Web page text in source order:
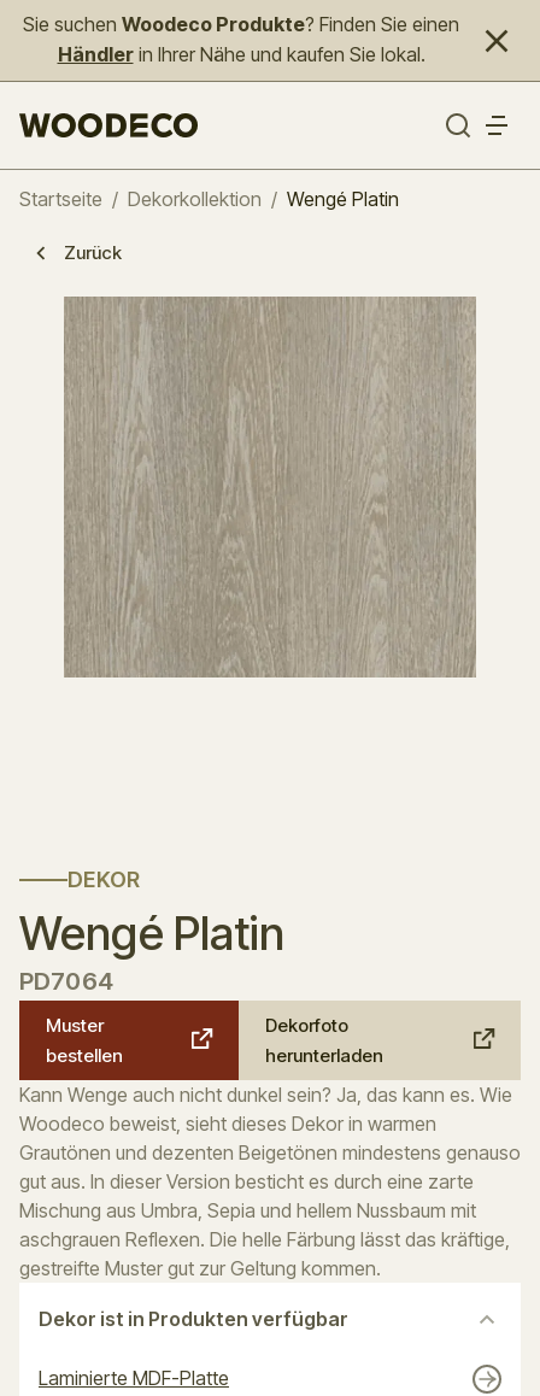
Sie suchen Woodeco Produkte? Finden Sie einen
Händlerin Ihrer Nähe und kaufen Sie lokal.
Startseite / Dekorkollektion / Wengé Platin
Zurück
DEKOR
Wengé Platin
PD7064
Muster
bestellen
Dekorfoto
herunterladen
Kann Wenge auch nicht dunkel sein? Ja, das kann es. Wie
Woodeco beweist, sieht dieses Dekor in warmen
Grautönen und dezenten Beigetönen mindestens genauso
gut aus. In dieser Version besticht es durch eine zarte
Mischung aus Umbra, Sepia und hellem Nussbaum mit
aschgrauen Reflexen. Die helle Färbung lässt das kräftige,
gestreifte Muster gut zur Geltung kommen.
Dekor ist in Produkten verfügbar
Laminierte MDF-Platte